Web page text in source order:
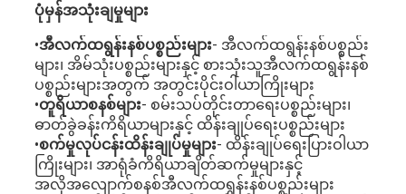
ပုံမှန်အသုံးချမှုများ
•အီလက်ထရွန်းနစ်ပစ္စည်းများ- အီလက်ထရွန်းနစ်ပစ္စည်း
များ၊ အိမ်သုံးပစ္စည်းများနှင့် စားသုံးသူအီလက်ထရွန်းနစ်
ပစ္စည်းများအတွက် အတွင်းပိုင်းဝါယာကြိုးများ
•တူရိယာစနစ်များ- စမ်းသပ်တိုင်းတာရေးပစ္စည်းများ၊
ဓာတ်ခွဲခန်းကိရိယာများနှင့် ထိန်းချုပ်ရေးပစ္စည်းများ
•စက်မှုလုပ်ငန်းထိန်းချုပ်မှုများ- ထိန်းချုပ်ရေးပြားဝါယာ
ကြိုးများ၊ အာရုံခံကိရိယာချိတ်ဆက်မှုများနှင့်
အလိုအလျောက်စနစ်အီလက်ထရွန်းနစ်ပစ္စည်းများ